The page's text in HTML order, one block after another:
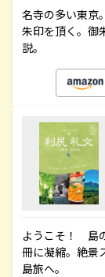
名寺の多い東京
朱印を頂く。御
説。
ようこそ！ 島
冊に凝縮。絶景
島旅へ。